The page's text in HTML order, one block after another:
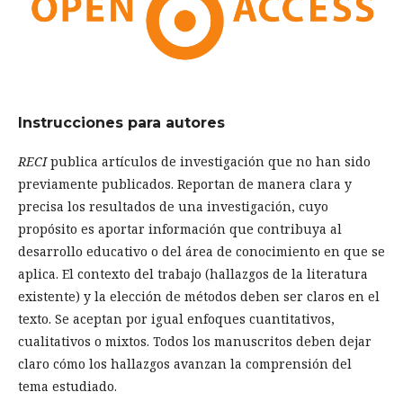
Instrucciones para autores
RECIpublica artículos de investigación que no han sido
previamente publicados. Reportan de manera clara y
precisa los resultados de una investigación, cuyo
propósito es aportar información que contribuya al
desarrollo educativo o del área de conocimiento en que se
aplica. El contexto del trabajo (hallazgos de la literatura
existente) y la elección de métodos deben ser claros en el
texto. Se aceptan por igual enfoques cuantitativos,
cualitativos o mixtos. Todos los manuscritos deben dejar
claro cómo los hallazgos avanzan la comprensión del
tema estudiado.